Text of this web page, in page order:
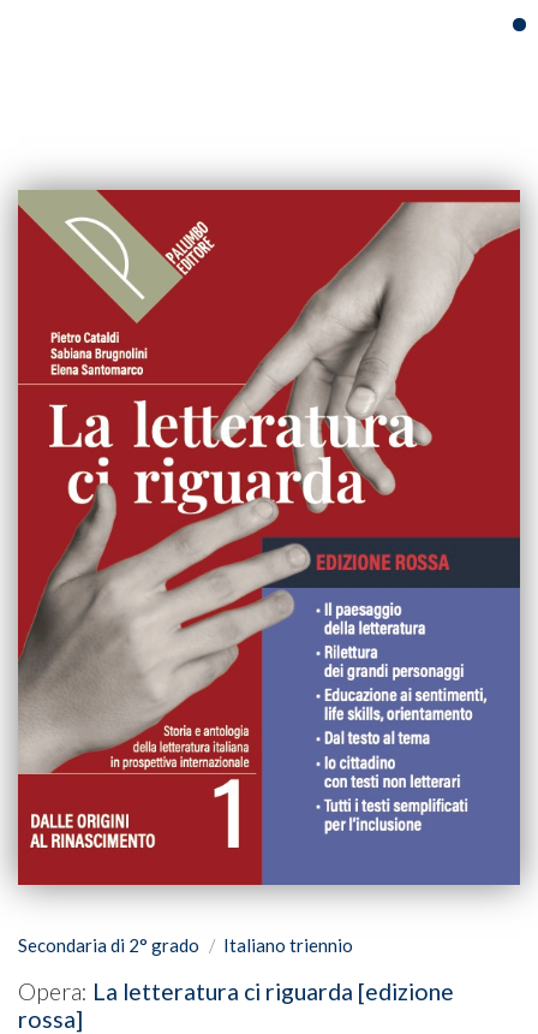
Secondaria di 2° grado Italiano triennio
Opera: La letteratura ci riguarda [edizione
rossa]